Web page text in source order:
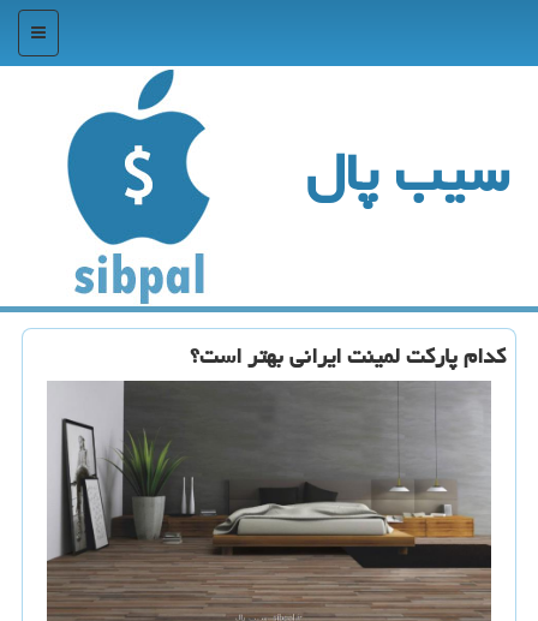
منو
سیب پال
كدام پاركت لمینت ایرانی بهتر است؟